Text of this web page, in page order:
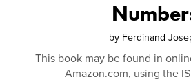
by Ferdinand
This book may be found in
Amazon.com, using the